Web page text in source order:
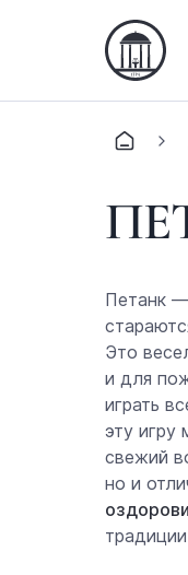
Петанк —
Это
и для
играть
эту игру
свежий
но и